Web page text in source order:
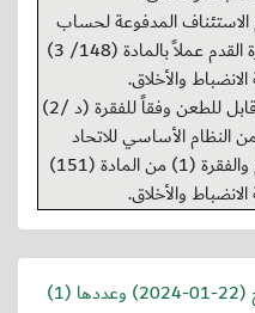
الاستئناف المدفوعة لحساب
الاتحاد السعودي لكرة القدم عملاً بالمادة (148/ 3)
والأخلاق.
رابعاً: قرار نهائي وغير قابل للطعن وفقاً للفقرة (د /2)
(59) من النظام الأساسي للاتحاد
السعودي لكرة القدم والفقرة (1) من المادة (151)
والأخلاق.
(
2024-01-22) وعددها (1)